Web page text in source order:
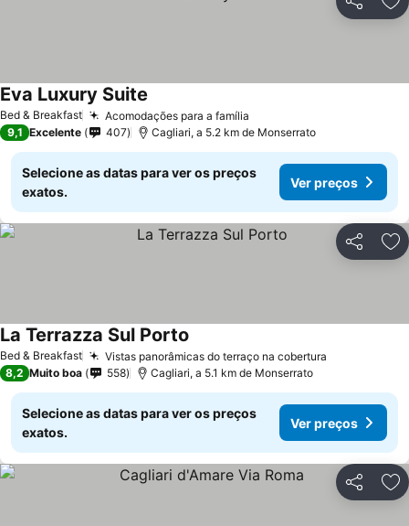
Partilhar
Bed & Breakfast Acomodações para a família
Eva Luxury Suite
9,1 Excelente 407 Cagliari, a 5.2 km de Monserrato
Selecione as datas para ver os preços
exatos.
Ver preços
Partilhar
Bed & Breakfast Vistas panorâmicas do terraço na cobertura
La Terrazza Sul Porto
8,2 Muito boa 558 Cagliari, a 5.1 km de Monserrato
Selecione as datas para ver os preços
exatos.
Ver preços
Partilhar